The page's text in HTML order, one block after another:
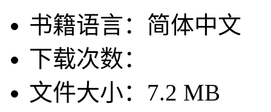
书籍语言：简体中文
下载次数：
文件大小：7.2 MB